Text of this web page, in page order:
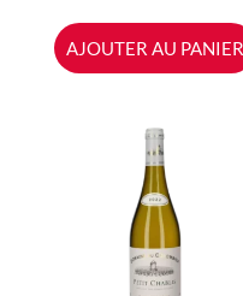
AJOUTER AU PANIER